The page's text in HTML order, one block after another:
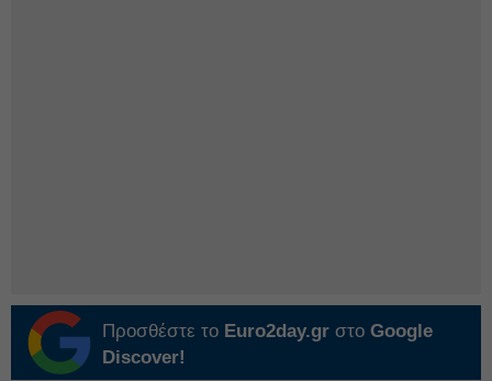
Προσθέστε το Euro2day.gr στο Google
Discover!